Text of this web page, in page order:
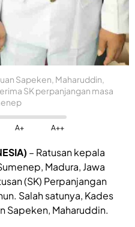
Sapeken, Maharuddin,
SK perpanjangan masa
A+ A++
– Ratusan kepala
Madura, Jawa
(SK) Perpanjangan
Salah satunya, Kades
Sapeken, Maharuddin.